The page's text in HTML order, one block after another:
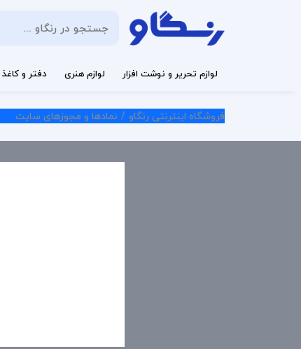
لوازم تحریر و نوشت افزار لوازم هنری دفتر و کاغذ
فروشگاه اینترنتی رنگاو نمادها و مجوزهای سایت